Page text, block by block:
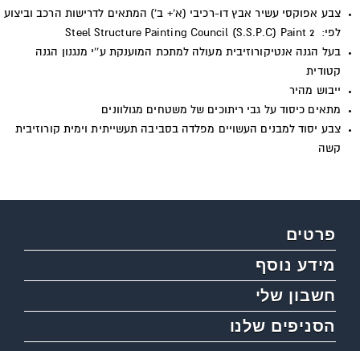
צבע אפוקסי עשיר אבץ דו-רכיבי (א'+ ב') המתאים לדרישות הרכב וביצוע
לפי: Steel Structure Painting Council (S.S.P.C) Paint 2
בעל הגנה אנטיקורוזיבית מעולה למתכת המוענקת ע''י מנגנון הגנה
קטודית
ייבוש מהיר
מתאים כיסוד על גבי ריתוכים של משטחים מגולוונים
צבע יסוד למבנים העשויים מפלדה בסביבה תעשייתית וימית קורוזיבית
קשה
פרטים
מידע נוסף
חשבון שלי
הסניפים שלנו